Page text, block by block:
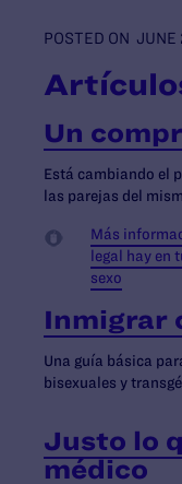
POSTED ON JUNE
Un
Está cambiando el
las parejas del
Más
legal hay en
sexo
Inmigrar
Una guía básica
bisexuales y
Justo lo
médico